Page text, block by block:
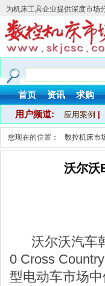
为机床工具企业提供深
首页 资讯 求购
用户频道: 应用案例
您现在的位置： 数控机床市
沃尔沃
沃尔沃汽车韩
0 Cross
型电动车市场